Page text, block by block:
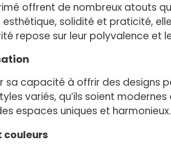
offrent de nombreux atouts
esthétique, solidité et praticité,
repose sur leur polyvalence et
sa capacité à offrir des designs
variés, qu’ils soient
espaces uniques et harmonieux.
couleurs